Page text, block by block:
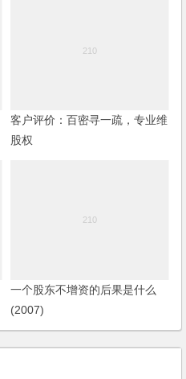
客户评价：百密寻一疏，专业维
股权
一个股东不增资的后果是什么
(2007)